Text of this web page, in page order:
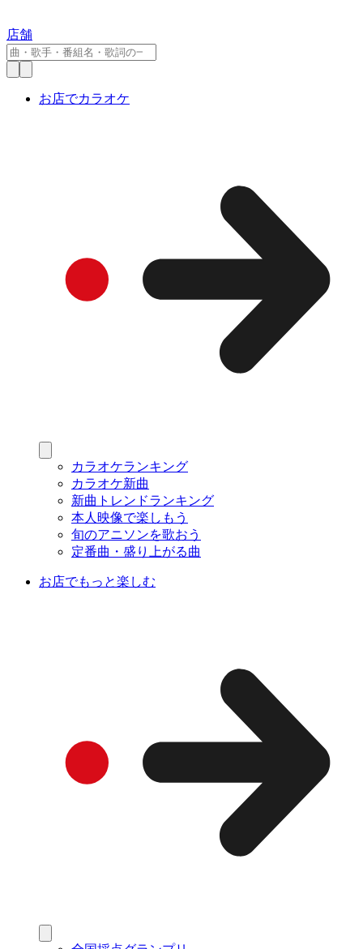
店舗
お店でカラオケ
カラオケランキング
カラオケ新曲
新曲トレンドランキング
本人映像で楽しもう
旬のアニソンを歌おう
定番曲・盛り上がる曲
お店でもっと楽しむ